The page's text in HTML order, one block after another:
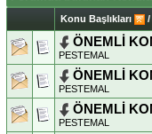
Konu Başlıkları /
ÖNEMLİ
PESTEMAL
ÖNEMLİ
PESTEMAL
ÖNEMLİ
PESTEMAL